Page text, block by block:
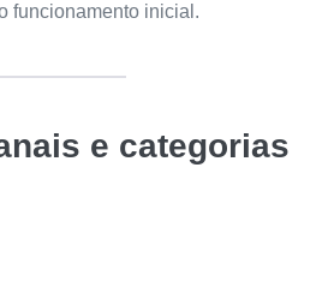
funcionamento inicial.
e categorias